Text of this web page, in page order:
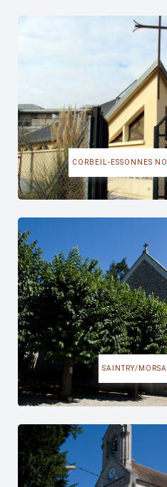
CORBEIL-ESSONNES
SAINTRY/